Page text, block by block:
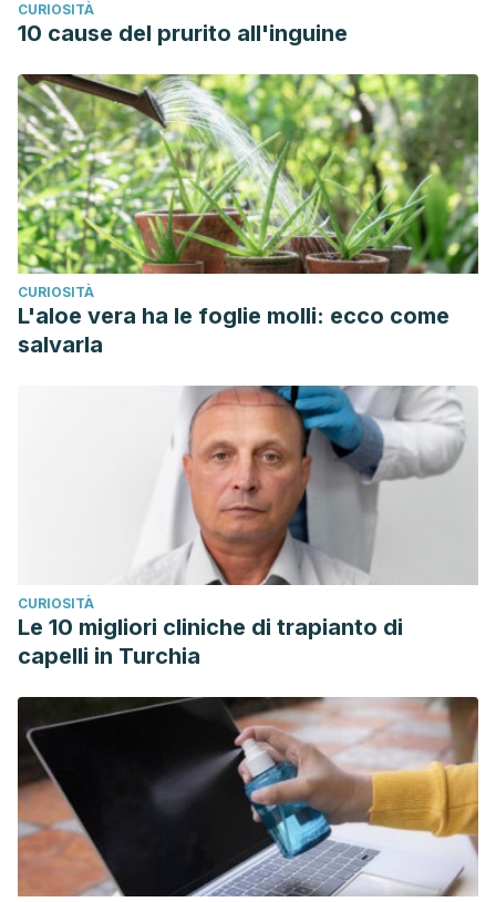
Jaramillo, N. (2018). Enfermedad cardiaca inducida por
radioterapia.Revista colombiana de cardiologia
79.
Wagemaker G, Guskova A, Bebeshko V, Griffiths N. Efectos
observados clínicamente. Boletín del OIEA 1996(3).
Disponible en
https://www.iaea.org/sites/default/files/38305892930_es.pdf.
CURIOSITÀ
10 cause del prurito all'inguine
CURIOSITÀ
L'aloe vera ha le foglie molli: ecco come
salvarla
CURIOSITÀ
Le 10 migliori cliniche di trapianto di
capelli in Turchia